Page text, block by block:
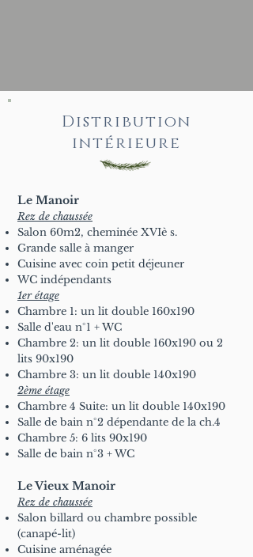
Distribution
intérieure
Le Manoir
Rez de chaussée
Salon 60m2, cheminée XVIè s.
Grande salle à manger
Cuisine avec coin petit déjeuner
WC indépendants
1er étage
Chambre 1: un lit double 160x190
Salle d'eau n°1 + WC
Chambre 2: un lit double 160x190 ou 2
lits 90x190
Chambre 3: un lit double 140x190
2ème étage
Chambre 4 Suite: un lit double 140x190
Salle de bain n°2 dépendante de la ch.4
Chambre 5: 6 lits 90x190
Salle de bain n°3 + WC
Le Vieux Manoir
Rez de chaussée
Salon billard ou chambre possible
(canapé-lit)
Cuisine aménagée